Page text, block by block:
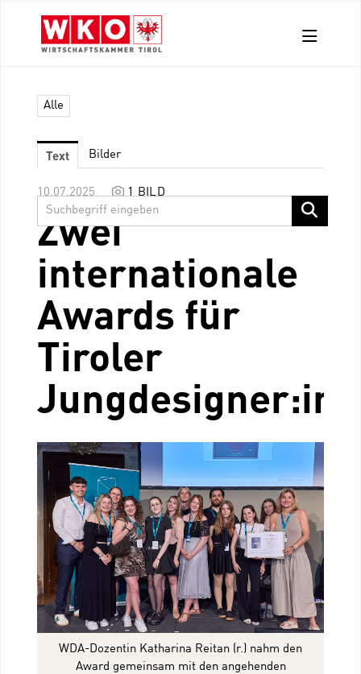
Pressefotos
Alle
Text Bilder
10.07.2025 1 BILD
Zwei
internationale
Awards für
Tiroler
WDA-Dozentin Katharina Reitan (r.) nahm den
Award gemeinsam mit den angehenden